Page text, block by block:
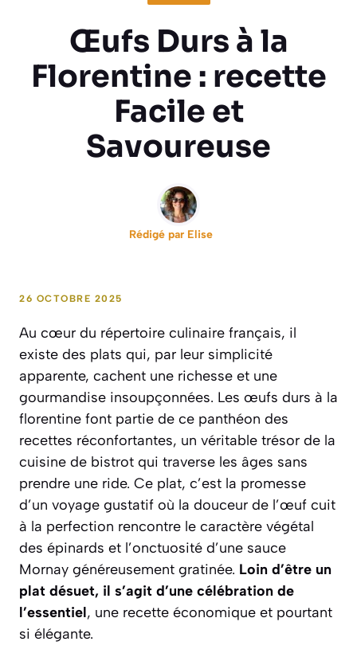
Œufs Durs à la
Florentine : recette
Facile et
Savoureuse
Rédigé par Elise
26 OCTOBRE 2025
Au cœur du répertoire culinaire français, il
existe des plats qui, par leur simplicité
apparente, cachent une richesse et une
gourmandise insoupçonnées. Les œufs durs à la
florentine font partie de ce panthéon des
recettes réconfortantes, un véritable trésor de la
cuisine de bistrot qui traverse les âges sans
prendre une ride. Ce plat, c’est la promesse
d’un voyage gustatif où la douceur de l’œuf cuit
à la perfection rencontre le caractère végétal
des épinards et l’onctuosité d’une sauce
Mornay généreusement gratinée. Loin d’être un
plat désuet, il s’agit d’une célébration de
l’essentiel, une recette économique et pourtant
si élégante.